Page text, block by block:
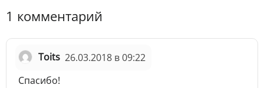
1 комментарий
Toits 26.03.2018 в 09:22
Спасибо!